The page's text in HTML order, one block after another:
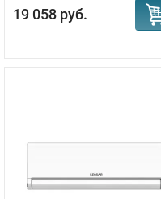
19 058 руб.